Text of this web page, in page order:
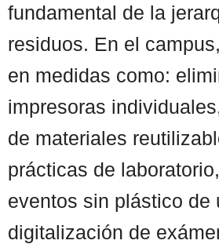
fundamental de la
residuos. En el
en medidas como:
impresoras
de materiales
prácticas de
eventos sin plástico de
digitalización de